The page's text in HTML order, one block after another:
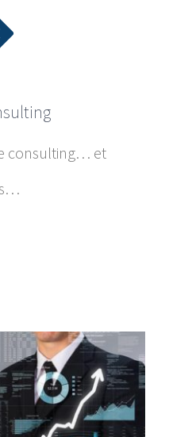
consulting… et